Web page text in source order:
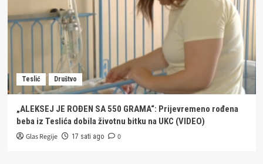
Teslić Društvo
„ALEKSEJ JE ROĐEN SA 550 GRAMA“: Prijevremeno rođena
beba iz Teslića dobila životnu bitku na UKC (VIDEO)
Glas Regije 17 sati ago 0